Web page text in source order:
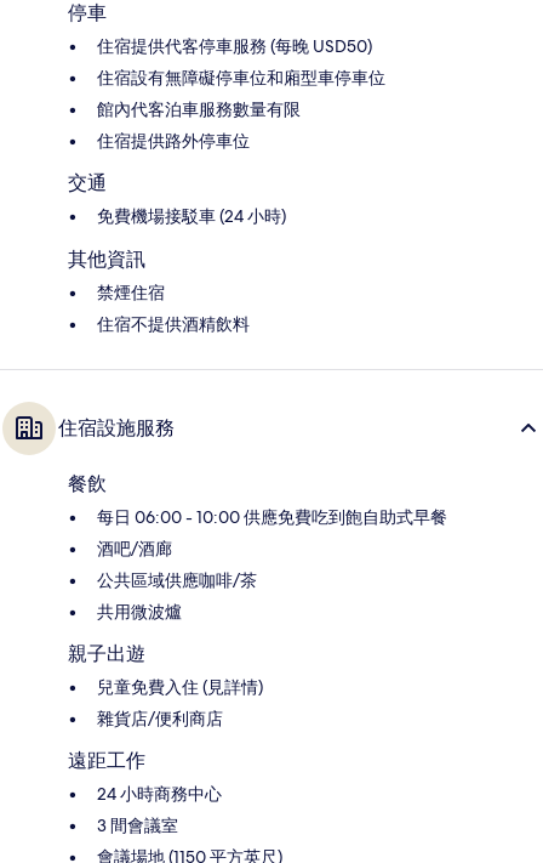
停車
住宿提供代客停車服務 (每晚 USD50)
住宿設有無障礙停車位和廂型車停車位
館內代客泊車服務數量有限
住宿提供路外停車位
交通
免費機場接駁車 (24 小時)
其他資訊
禁煙住宿
住宿不提供酒精飲料
住宿設施服務
餐飲
每日 06:00 - 10:00 供應免費吃到飽自助式早餐
酒吧/酒廊
公共區域供應咖啡/茶
共用微波爐
親子出遊
兒童免費入住 (見詳情)
雜貨店/便利商店
遠距工作
24 小時商務中心
3 間會議室
會議場地 (1150 平方英尺)